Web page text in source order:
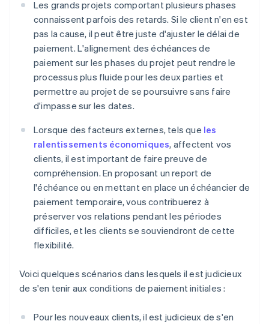
Les grands projets comportant plusieurs phases
connaissent parfois des retards. Si le client n'en est
pas la cause, il peut être juste d'ajuster le délai de
paiement. L'alignement des échéances de
paiement sur les phases du projet peut rendre le
processus plus fluide pour les deux parties et
permettre au projet de se poursuivre sans faire
d'impasse sur les dates.
Lorsque des facteurs externes, tels que les
ralentissements économiques, affectent vos
clients, il est important de faire preuve de
compréhension. En proposant un report de
l'échéance ou en mettant en place un échéancier de
paiement temporaire, vous contribuerez à
préserver vos relations pendant les périodes
difficiles, et les clients se souviendront de cette
flexibilité.
Voici quelques scénarios dans lesquels il est judicieux
de s'en tenir aux conditions de paiement initiales :
Pour les nouveaux clients, il est judicieux de s'en